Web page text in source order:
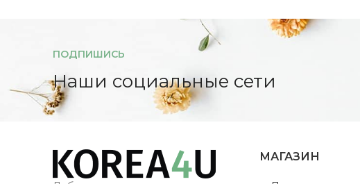
ПОДПИШИСЬ
Наши социальные сети
МАГАЗИН